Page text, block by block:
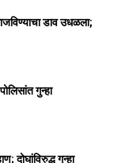
डाव उधळला;
गुन्हा
दोघांविरुद्ध गुन्हा